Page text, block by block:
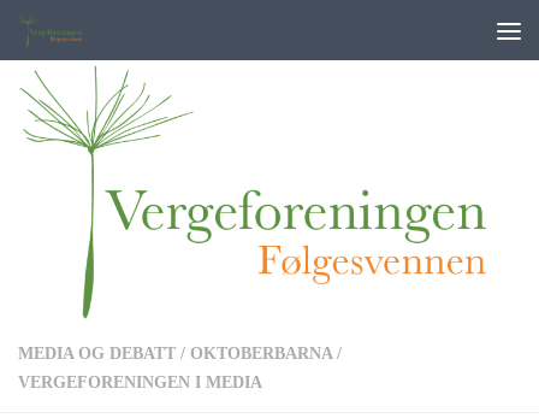
Skip to content
MEDIA OG DEBATT / OKTOBERBARNA /
VERGEFORENINGEN I MEDIA